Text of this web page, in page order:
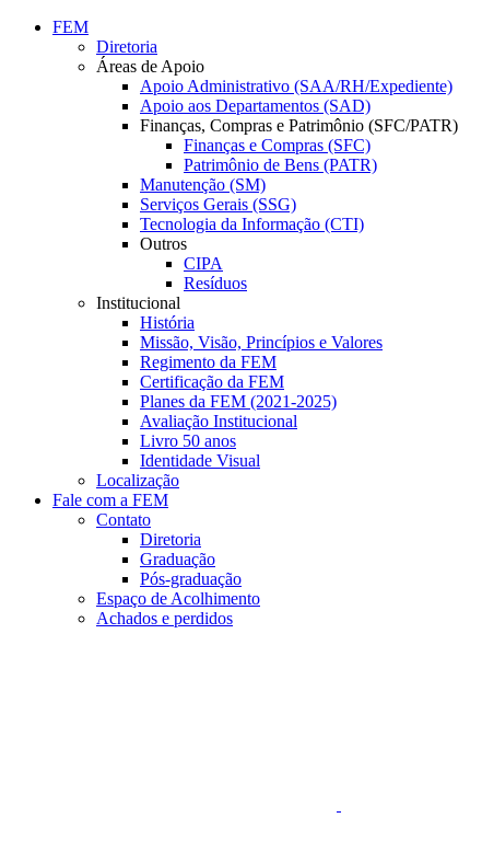
Conteúdo principal
FEM
Diretoria
Áreas de Apoio
Apoio Administrativo (SAA/RH/Expediente)
Apoio aos Departamentos (SAD)
Finanças, Compras e Patrimônio (SFC/PATR)
Finanças e Compras (SFC)
Patrimônio de Bens (PATR)
Manutenção (SM)
Serviços Gerais (SSG)
Tecnologia da Informação (CTI)
Outros
CIPA
Resíduos
Institucional
História
Missão, Visão, Princípios e Valores
Regimento da FEM
Certificação da FEM
Planes da FEM (2021-2025)
Avaliação Institucional
Livro 50 anos
Identidade Visual
Localização
Fale com a FEM
Contato
Diretoria
Graduação
Pós-graduação
Espaço de Acolhimento
Achados e perdidos